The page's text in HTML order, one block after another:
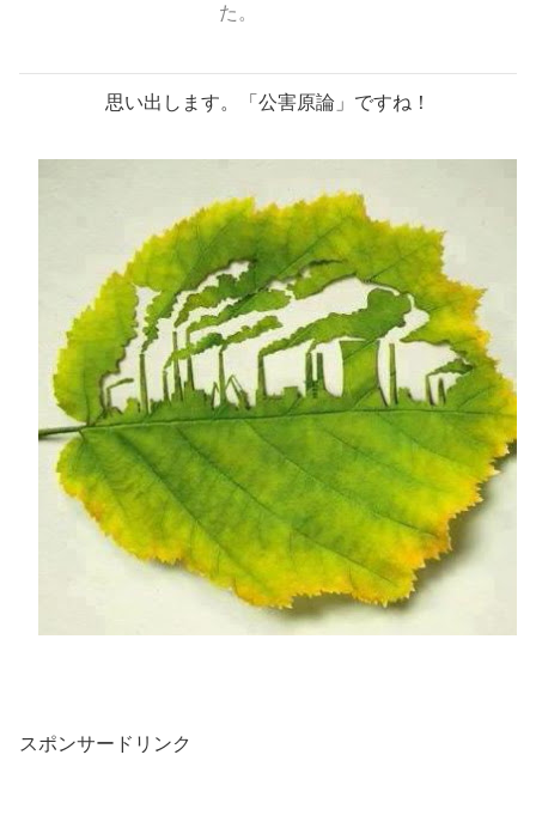
た。
思い出します。「公害原論」ですね！
スポンサードリンク